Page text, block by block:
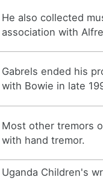
He also collected
association with
Gabrels ended his
with Bowie in late
Most other tremors
with hand tremor.
Uganda Children's